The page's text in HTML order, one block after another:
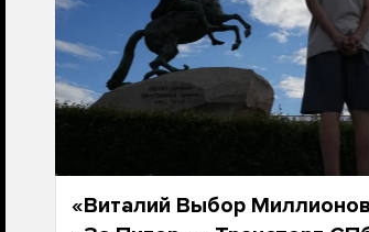
«Виталий Выбор